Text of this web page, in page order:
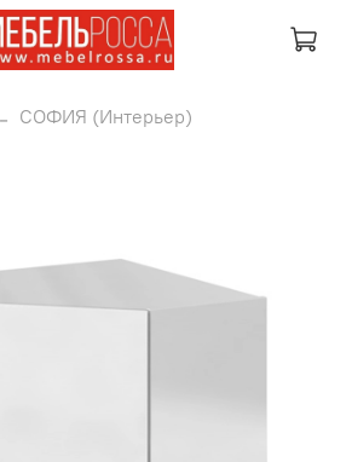
СОФИЯ (Интерьер)